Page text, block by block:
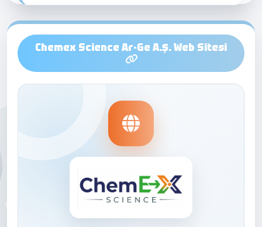
Chemex Science Ar-Ge A.Ş. Web Sitesi